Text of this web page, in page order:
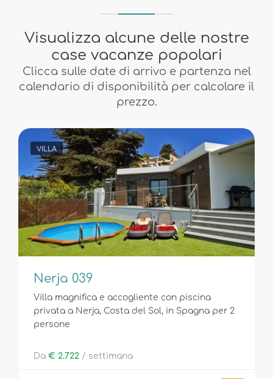
Visualizza alcune delle nostre
case vacanze popolari
Clicca sulle date di arrivo e partenza nel
calendario di disponibilità per calcolare il
prezzo.
VILLA
Nerja 039
Villa magnifica e accogliente con piscina
privata a Nerja, Costa del Sol, in Spagna per 2
persone
Da € 2.722 / settimana